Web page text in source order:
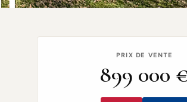
PRIX DE VENTE
899 000